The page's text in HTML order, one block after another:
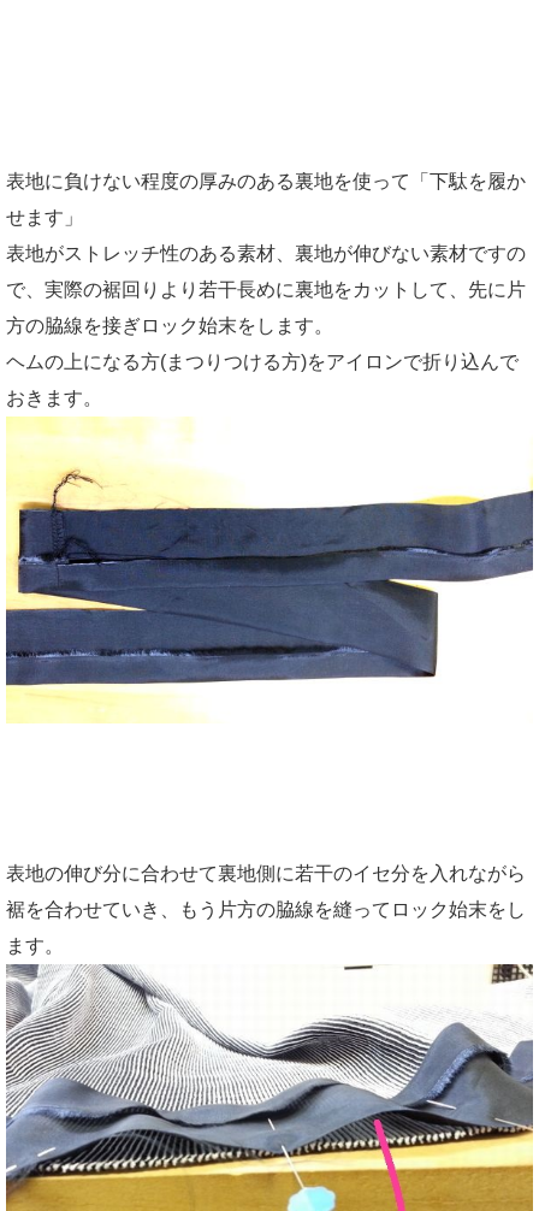
表地に負けない程度の厚みのある裏地を使って「下駄を履か
せます」
表地がストレッチ性のある素材、裏地が伸びない素材ですの
で、実際の裾回りより若干長めに裏地をカットして、先に片
方の脇線を接ぎロック始末をします。
ヘムの上になる方(まつりつける方)をアイロンで折り込んで
おきます。
表地の伸び分に合わせて裏地側に若干のイセ分を入れながら
裾を合わせていき、もう片方の脇線を縫ってロック始末をし
ます。